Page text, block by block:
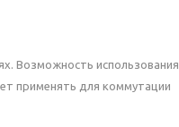
Возможность использования
применять для коммутации